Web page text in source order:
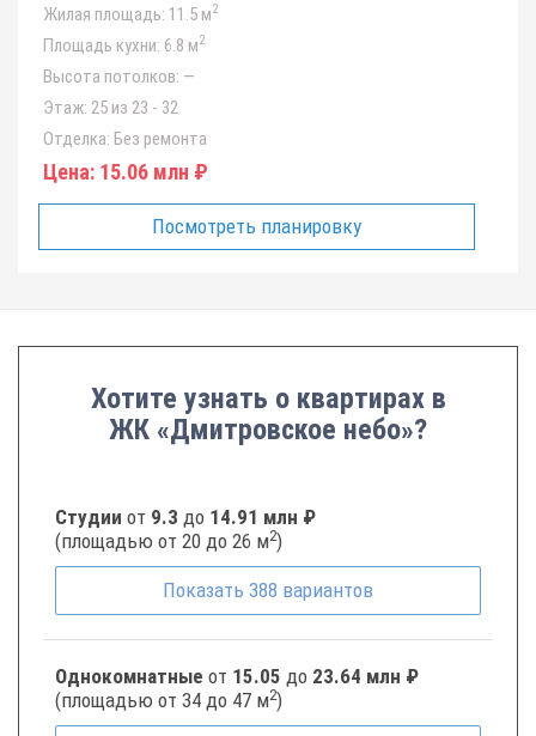
Жилая площадь: 11.5 м2
Площадь кухни: 6.8 м2
Высота потолков: —
Этаж: 25 из 23 - 32
Отделка: Без ремонта
Цена: 15.06 млн ₽
Посмотреть планировку
Хотите узнать о квартирах в
ЖК «Дмитровское небо»?
Студии от 9.3 до 14.91 млн ₽
(площадью от 20 до 26 м2)
Показать 388 вариантов
Однокомнатные от 15.05 до 23.64 млн ₽
(площадью от 34 до 47 м2)